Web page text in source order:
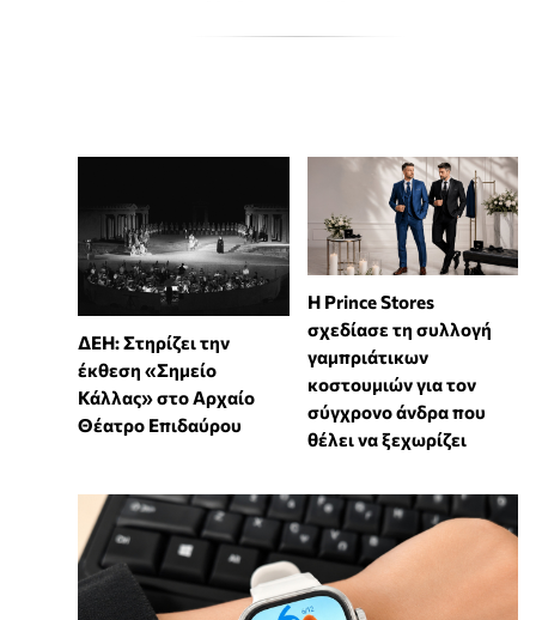
ΔΕΗ: Στηρίζει την
έκθεση «Σημείο
Κάλλας» στο Αρχαίο
Θέατρο Επιδαύρου
Η Prince Stores
σχεδίασε τη συλλογή
γαμπριάτικων
κοστουμιών για τον
σύγχρονο άνδρα που
θέλει να ξεχωρίζει